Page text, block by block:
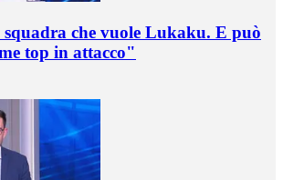
squadra che vuole Lukaku. E può
top in attacco"